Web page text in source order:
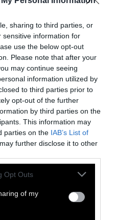
sharing to third parties, or
sensitive information for
use the below opt-out
Please note that after your
may continue seeing
information utilized by
to third parties prior to
opt-out of the further
by third parties on the
This information may
parties on the IAB’s List of
further disclose it to other
Opt Outs
of my
με το
και τον τουρισμό, ο
σε σκάφη που
για λίγες ημέρες,
υπάρχουν
πλοήγηση,
οχήματα με κινητήρα
γίνονται συνήθως
σπεσιαλιτέ με
μαζεμένα στο χέρι